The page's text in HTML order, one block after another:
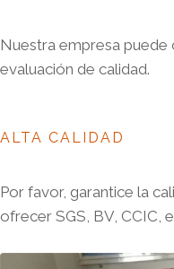
Nuestra empresa puede
evaluación de calidad.
ALTA CALIDAD
Por favor, garantice la
ofrecer SGS, BV, CCIC,